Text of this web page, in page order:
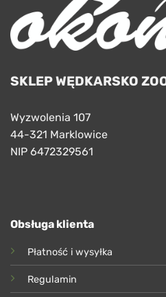
SKLEP WĘDKARSKO
Wyzwolenia 107
44-321 Marklowice
NIP 6472329561
Obsługa klienta
Płatność i wysyłka
Regulamin